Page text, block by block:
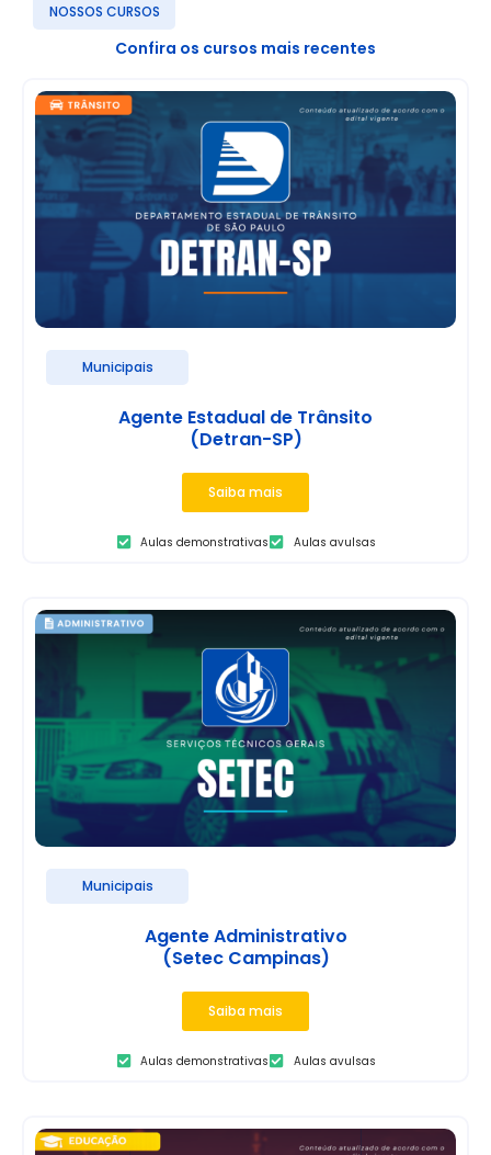
NOSSOS CURSOS
Confira os cursos mais recentes
Municipais
Agente Estadual de Trânsito
(Detran-SP)
Saiba mais
Aulas demonstrativas Aulas avulsas
Municipais
Agente Administrativo
(Setec Campinas)
Saiba mais
Aulas demonstrativas Aulas avulsas